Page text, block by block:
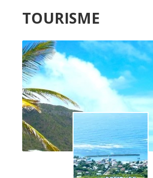
TOURISME